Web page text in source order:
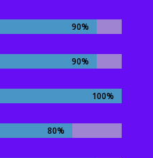
90%
90%
90%
90%
100%
100%
80%
80%